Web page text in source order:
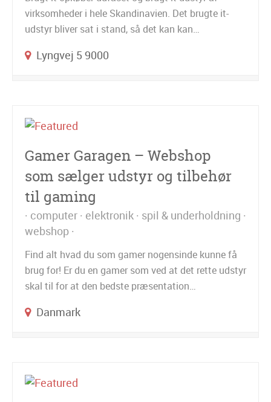
virksomheder i hele Skandinavien. Det brugte it-
udstyr bliver sat i stand, så det kan kan…
Lyngvej 5 9000
Gamer Garagen – Webshop
som sælger udstyr og tilbehør
til gaming
computer elektronik spil & underholdning
webshop
Find alt hvad du som gamer nogensinde kunne få
brug for! Er du en gamer som ved at det rette udstyr
skal til for at den bedste præsentation…
Danmark